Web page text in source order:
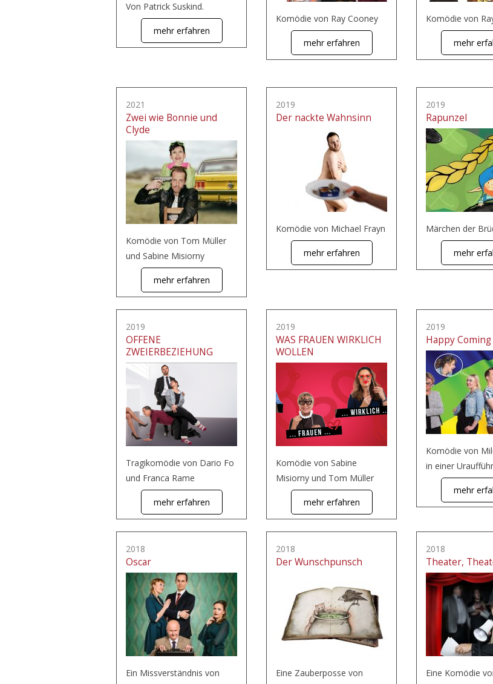
Von Patrick Suskind.
mehr erfahren
Komödie von Ray Cooney
mehr erfahren
Komödie von
mehr
2021
Zwei wie Bonnie und
Clyde
Komödie von Tom Müller
und Sabine Misiorny
mehr erfahren
2019
Der nackte Wahnsinn
Komödie von Michael Frayn
mehr erfahren
2019
Rapunzel
Märchen der
mehr
2019
OFFENE
ZWEIERBEZIEHUNG
Tragikomödie von Dario Fo
und Franca Rame
mehr erfahren
2019
WAS FRAUEN WIRKLICH
WOLLEN
Komödie von Sabine
Misiorny und Tom Müller
mehr erfahren
2019
Happy
Komödie von
in einer
mehr
2018
Oscar
Ein Missverständnis von
2018
Der Wunschpunsch
Eine Zauberposse von
2018
Theater,
Eine Komödie